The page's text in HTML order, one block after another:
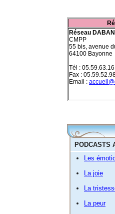
Réseau
CMPP
55 bis, avenue
64100 Bayonne
Tél :
Fax :
Email :
PODCASTS
Les
La joie
La
La peur